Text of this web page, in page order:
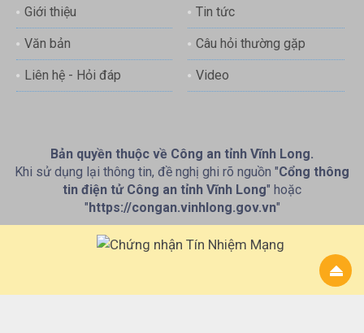
Giới thiệu Tin tức
Văn bản Câu hỏi thường gặp
Liên hệ - Hỏi đáp Video
Bản quyền thuộc về Công an tỉnh Vĩnh Long.
Khi sử dụng lại thông tin, đề nghị ghi rõ nguồn "Cổng thông
tin điện tử Công an tỉnh Vĩnh Long" hoặc
"https://congan.vinhlong.gov.vn"